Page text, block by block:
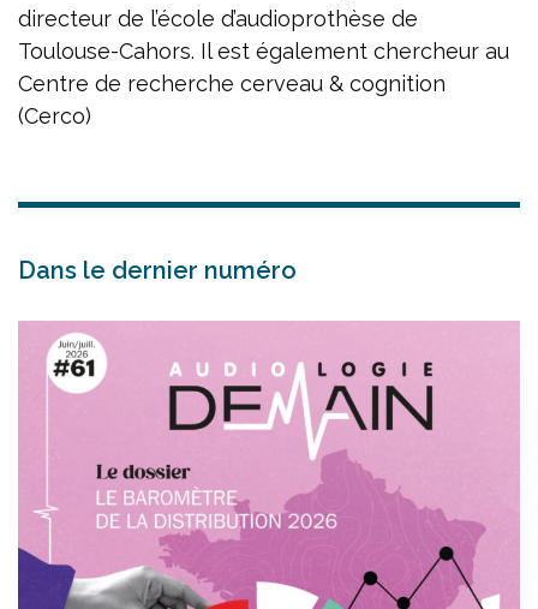
directeur de l’école d’audioprothèse de
Toulouse-Cahors. Il est également chercheur au
Centre de recherche cerveau & cognition
(Cerco)
Dans le dernier numéro